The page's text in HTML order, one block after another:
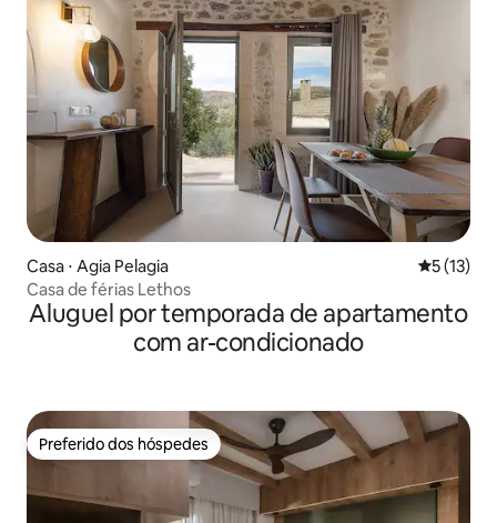
Casa ⋅ Agia Pelagia 5 de uma
5 (13)
Casa de férias Lethos
Aluguel por temporada de apartamento
com ar-condicionado
Preferido dos hóspedes
Preferido dos hóspedes